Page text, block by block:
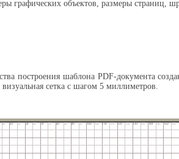
графических объектов, размеры страниц,
построения шаблона PDF-документа
визуальная сетка с шагом 5 миллиметров.